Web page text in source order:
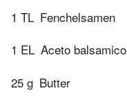
1 TL Fenchelsamen
1 EL Aceto balsamico
25 g Butter